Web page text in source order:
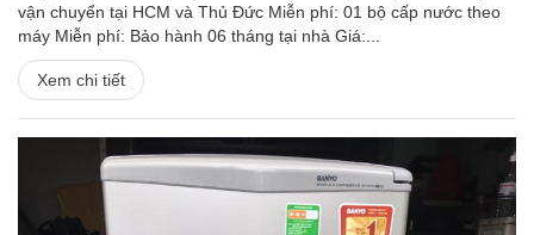
vận chuyển tại HCM và Thủ Đức Miễn phí: 01 bộ cấp nước theo
máy Miễn phí: Bảo hành 06 tháng tại nhà Giá:...
Xem chi tiết